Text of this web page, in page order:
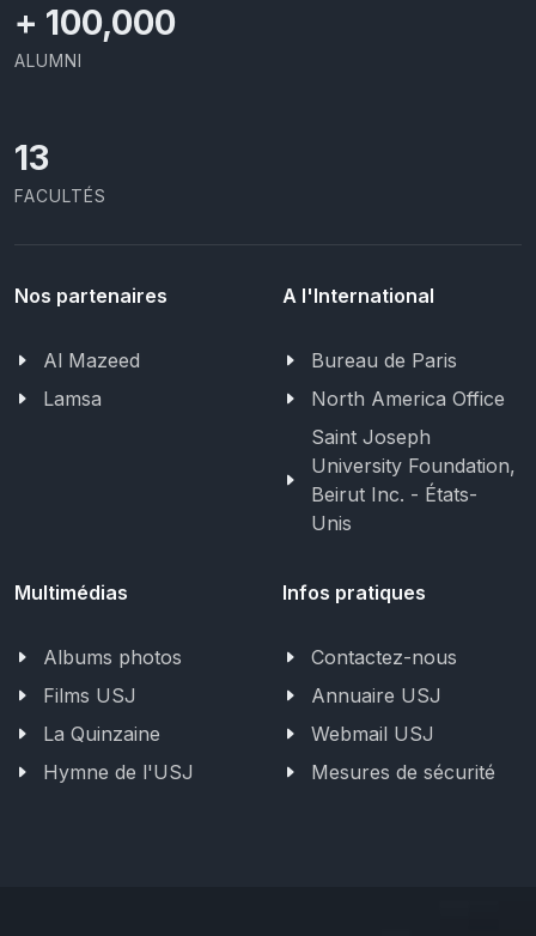
+ 100,000
ALUMNI
13
FACULTÉS
Nos partenaires
Al Mazeed
Lamsa
A l'International
Bureau de Paris
North America Office
Saint Joseph
University Foundation,
Beirut Inc. - États-
Unis
Multimédias
Albums photos
Films USJ
La Quinzaine
Hymne de l'USJ
Infos pratiques
Contactez-nous
Annuaire USJ
Webmail USJ
Mesures de sécurité